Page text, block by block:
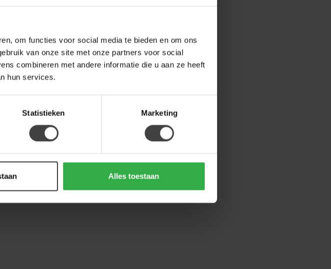
om functies voor social media te bieden en om ons
van onze site met onze partners voor social
combineren met andere informatie die u aan ze heeft
hun services.
Statistieken Marketing
Alles toestaan